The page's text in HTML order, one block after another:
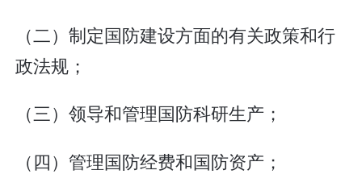
（二）制定国防建设方面的有关政策和行
政法规；
（三）领导和管理国防科研生产；
（四）管理国防经费和国防资产；